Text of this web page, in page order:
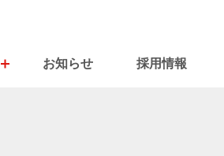
お知らせ 採用情報